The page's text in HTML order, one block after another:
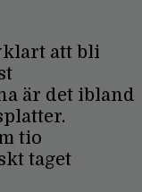
att bli
är det ibland
tio
taget